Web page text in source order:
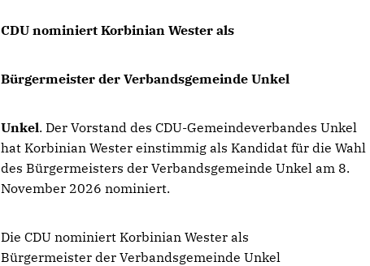
CDU nominiert Korbinian Wester als
Bürgermeister der Verbandsgemeinde Unkel
Unkel. Der Vorstand des CDU-Gemeindeverbandes Unkel
hat Korbinian Wester einstimmig als Kandidat für die Wahl
des Bürgermeisters der Verbandsgemeinde Unkel am 8.
November 2026 nominiert.
Die CDU nominiert Korbinian Wester als
Bürgermeister der Verbandsgemeinde Unkel